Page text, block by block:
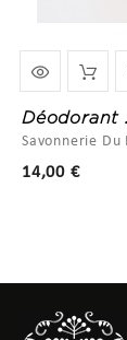
Déodorant
Savonnerie Du
14,00 €